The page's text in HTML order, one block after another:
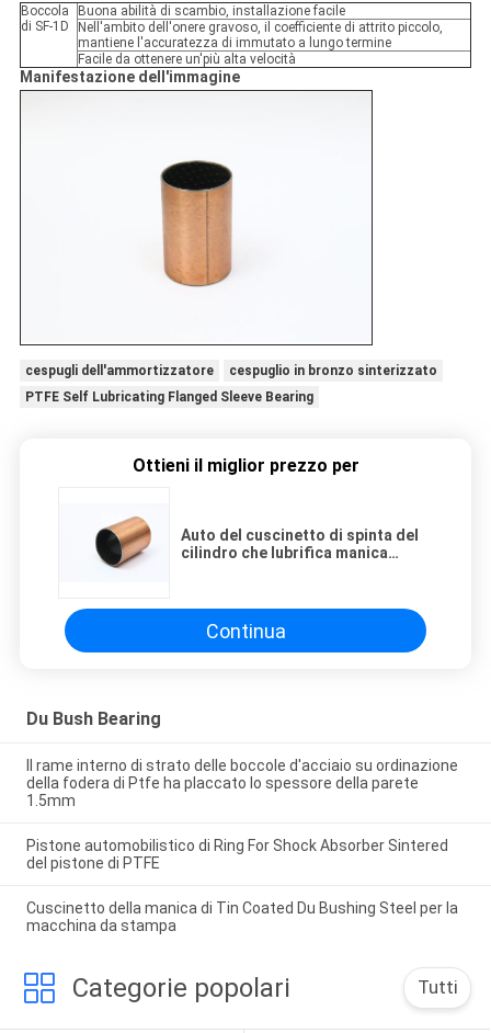
Boccola
di SF-1D
Buona abilità di scambio, installazione facile
Nell'ambito dell'onere gravoso, il coefficiente di attrito piccolo,
mantiene l'accuratezza di immutato a lungo termine
Facile da ottenere un'più alta velocità
Manifestazione dell'immagine
cespugli dell'ammortizzatore
cespuglio in bronzo sinterizzato
PTFE Self Lubricating Flanged Sleeve Bearing
Ottieni il miglior prezzo per
Auto del cuscinetto di spinta del
cilindro che lubrifica manica
Continua
Du Bush Bearing
Il rame interno di strato delle boccole d'acciaio su ordinazione
della fodera di Ptfe ha placcato lo spessore della parete
1.5mm
Pistone automobilistico di Ring For Shock Absorber Sintered
del pistone di PTFE
Cuscinetto della manica di Tin Coated Du Bushing Steel per la
macchina da stampa
Categorie popolari Tutti